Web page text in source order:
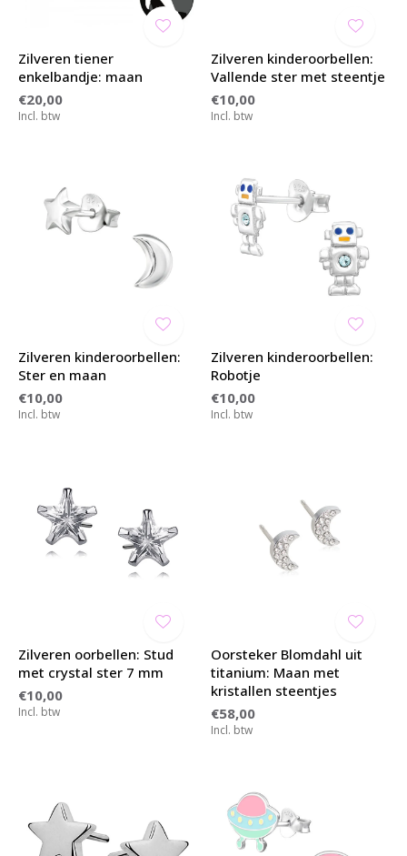
Zilveren tiener
enkelbandje: maan
€20,00
Incl. btw
Zilveren kinderoorbellen:
Vallende ster met steentje
€10,00
Incl. btw
Zilveren kinderoorbellen:
Ster en maan
€10,00
Incl. btw
Zilveren kinderoorbellen:
Robotje
€10,00
Incl. btw
Zilveren oorbellen: Stud
met crystal ster 7 mm
€10,00
Incl. btw
Oorsteker Blomdahl uit
titanium: Maan met
kristallen steentjes
€58,00
Incl. btw